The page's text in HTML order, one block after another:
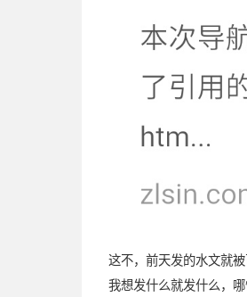
这不，前天发的水文就
我想发什么就发什么，